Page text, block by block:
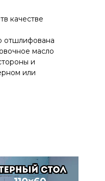
качестве
отшлифована
масло
и
или